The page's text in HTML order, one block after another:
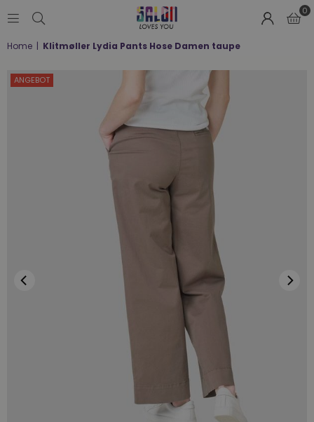
LOVES
0
Home | Klitmøller Lydia Pants Hose Damen taupe
ANGEBOT